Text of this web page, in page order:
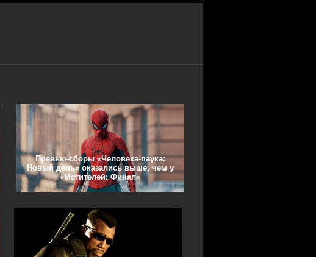
Превью-сборы «Человека-паука:
Новый день» оказались выше, чем у
«Мстителей: Финал»